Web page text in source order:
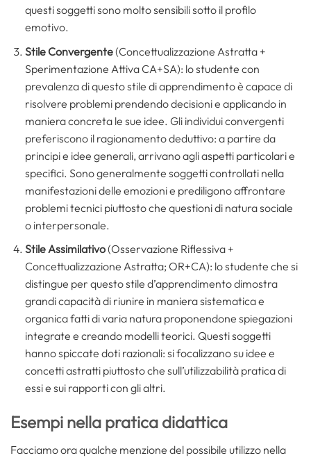
questi soggetti sono molto sensibili sotto il profilo
emotivo.
Stile Convergente(Concettualizzazione Astratta +
Sperimentazione Attiva CA+SA): lo studente con
prevalenza di questo stile di apprendimento è capace di
risolvere problemi prendendo decisioni e applicando in
maniera concreta le sue idee. Gli individui convergenti
preferiscono il ragionamento deduttivo: a partire da
principi e idee generali, arrivano agli aspetti particolari e
specifici. Sono generalmente soggetti controllati nella
manifestazioni delle emozioni e prediligono affrontare
problemi tecnici piuttosto che questioni di natura sociale
o interpersonale.
Stile Assimilativo(Osservazione Riflessiva +
Concettualizzazione Astratta; OR+CA): lo studente che si
distingue per questo stile d’apprendimento dimostra
grandi capacità di riunire in maniera sistematica e
organica fatti di varia natura proponendone spiegazioni
integrate e creando modelli teorici. Questi soggetti
hanno spiccate doti razionali: si focalizzano su idee e
concetti astratti piuttosto che sull’utilizzabilità pratica di
essi e sui rapporti con gli altri.
Esempi nella pratica didattica
Facciamo ora qualche menzione del possibile utilizzo nella